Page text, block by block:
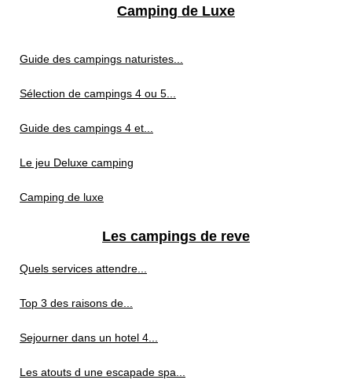
Camping de Luxe
Guide des campings naturistes...
Sélection de campings 4 ou 5...
Guide des campings 4 et...
Le jeu Deluxe camping
Camping de luxe
Les campings de reve
Quels services attendre...
Top 3 des raisons de...
Sejourner dans un hotel 4...
Les atouts d une escapade spa...